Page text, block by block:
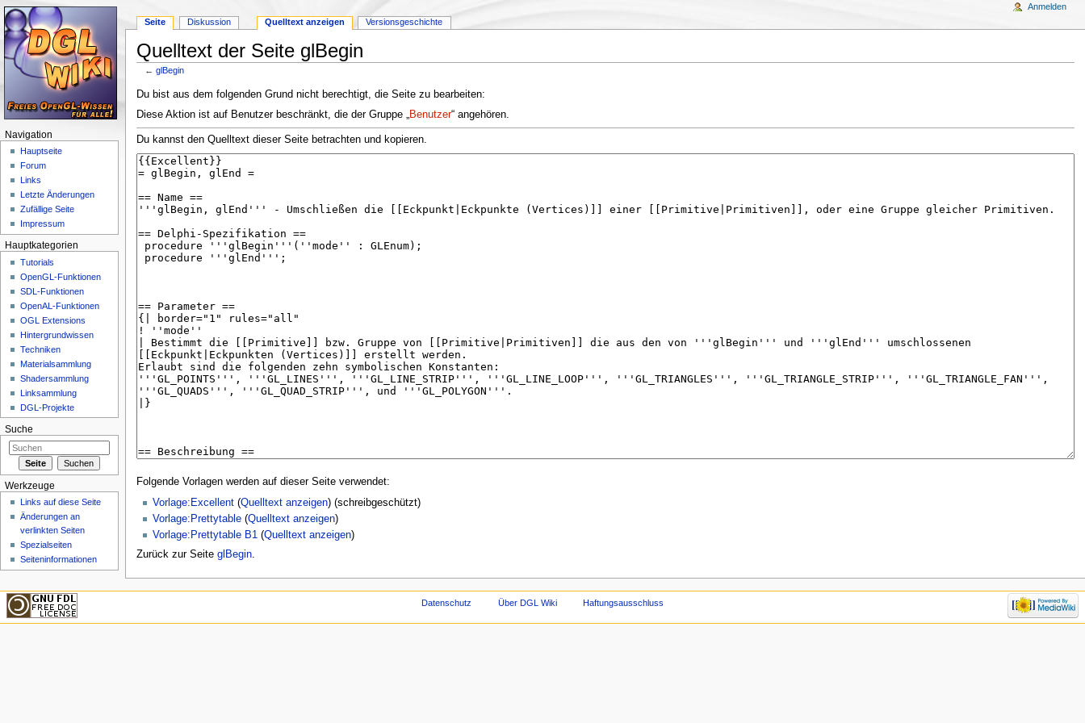
Quelltext der Seite glBegin
←glBegin
Du bist aus dem folgenden Grund nicht berechtigt, die Seite zu bearbeiten:
Diese Aktion ist auf Benutzer beschränkt, die der Gruppe „Benutzer“ angehören.
Du kannst den Quelltext dieser Seite betrachten und kopieren.
Folgende Vorlagen werden auf dieser Seite verwendet:
Vorlage:Excellent(Quelltext anzeigen) (schreibgeschützt)
Vorlage:Prettytable(Quelltext anzeigen)
Vorlage:Prettytable B1(Quelltext anzeigen)
Zurück zur Seite glBegin.
Seite Diskussion Quelltext anzeigen Versionsgeschichte
Anmelden
Navigation
Hauptseite
Forum
Links
Letzte Änderungen
Zufällige Seite
Impressum
Hauptkategorien
Tutorials
OpenGL-Funktionen
SDL-Funktionen
OpenAL-Funktionen
OGL Extensions
Hintergrundwissen
Techniken
Materialsammlung
Shadersammlung
Linksammlung
DGL-Projekte
Suche
Werkzeuge
Links auf diese Seite
Änderungen an
verlinkten Seiten
Spezialseiten
Seiten­informationen
Datenschutz Über DGL Wiki Haftungsausschluss